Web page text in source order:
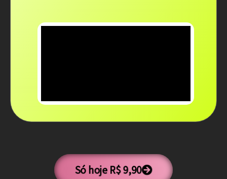
Só hoje R$ 9,90